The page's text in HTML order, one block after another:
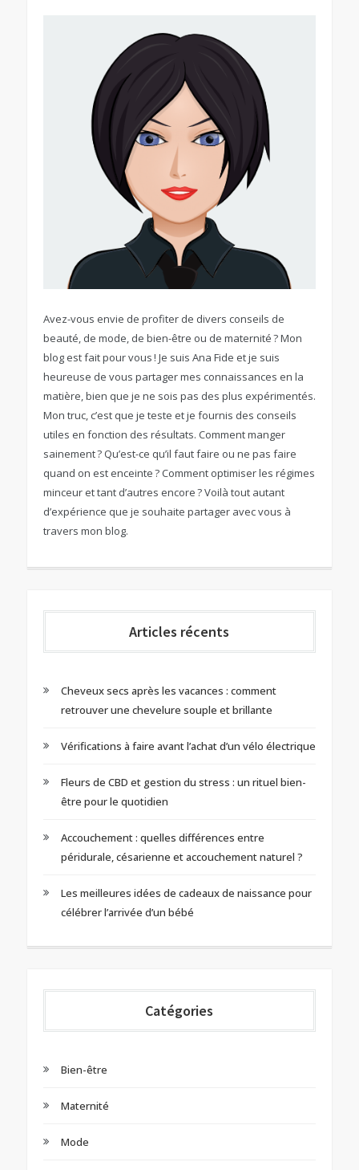
Avez-vous envie de profiter de divers conseils de
beauté, de mode, de bien-être ou de maternité ? Mon
blog est fait pour vous ! Je suis Ana Fide et je suis
heureuse de vous partager mes connaissances en la
matière, bien que je ne sois pas des plus expérimentés.
Mon truc, c’est que je teste et je fournis des conseils
utiles en fonction des résultats. Comment manger
sainement ? Qu’est-ce qu’il faut faire ou ne pas faire
quand on est enceinte ? Comment optimiser les régimes
minceur et tant d’autres encore ? Voilà tout autant
d’expérience que je souhaite partager avec vous à
travers mon blog.
Articles récents
Cheveux secs après les vacances : comment
retrouver une chevelure souple et brillante
Vérifications à faire avant l’achat d’un vélo électrique
Fleurs de CBD et gestion du stress : un rituel bien-
être pour le quotidien
Accouchement : quelles différences entre
péridurale, césarienne et accouchement naturel ?
Les meilleures idées de cadeaux de naissance pour
célébrer l’arrivée d’un bébé
Catégories
Bien-être
Maternité
Mode